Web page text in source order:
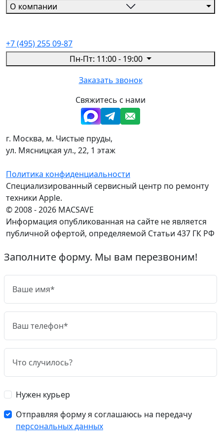
О компании
+7 (495) 255 09-87
Пн-Пт: 11:00 - 19:00
Заказать звонок
Свяжитесь с нами
г. Москва, м. Чистые пруды,
ул. Мясницкая ул., 22, 1 этаж
Политика конфиденциальности
Специализированный сервисный центр по ремонту
техники Apple.
© 2008 - 2026 MACSAVE
Информация опубликованная на сайте не является
публичной офертой, определяемой Статьи 437 ГК РФ
Заполните форму. Мы вам перезвоним!
Нужен курьер
Отправляя форму я соглашаюсь на передачу
персональных данных